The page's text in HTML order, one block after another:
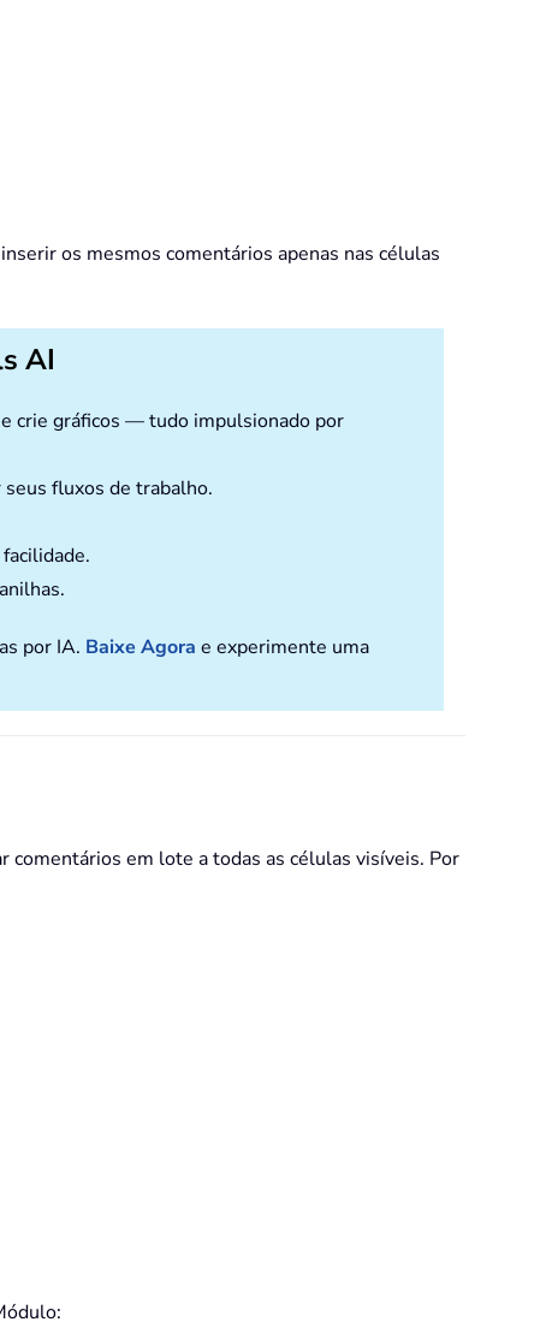
os mesmos comentários apenas nas células
AI
crie gráficos — tudo impulsionado por
fluxos de trabalho.
por IA. Baixe Agora e experimente uma
comentários em lote a todas as células visíveis. Por